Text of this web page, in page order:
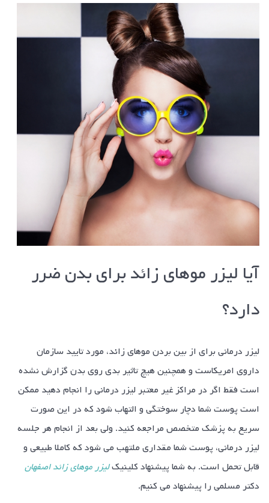
آیا لیزر مو‌های زائد برای بدن ضرر
دارد؟
لیزر درمانی برای از بین بردن مو‌های زائد، مورد تایید سازمان
داروی امریکاست و همچنین هیچ تاثیر بدی روی بدن گزارش نشده
است فقط اگر در مراکز غیر معتبر لیزر درمانی را انجام دهید ممکن
است پوست شما دچار سوختگی و التهاب شود که در این صورت
سریع به پزشک متخصص مراجعه کنید. ولی بعد از انجام هر جلسه
لیزر درمانی، پوست شما مقداری ملتهب می شود که کاملا طبیعی و
قابل تحمل است. به شما پیشنهاد کلینیکلیزر موهای زائد اصفهان
دکتر مسلمی را پیشنهاد می کنیم.